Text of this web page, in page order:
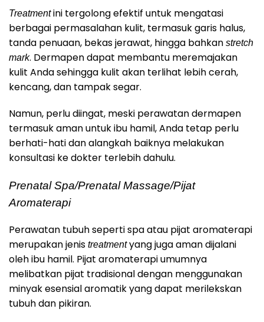
Treatmentini tergolong efektif untuk mengatasi
berbagai permasalahan kulit, termasuk garis halus,
tanda penuaan, bekas jerawat, hingga bahkan stretch
mark. Dermapen dapat membantu meremajakan
kulit Anda sehingga kulit akan terlihat lebih cerah,
kencang, dan tampak segar.
Namun, perlu diingat, meski perawatan dermapen
termasuk aman untuk ibu hamil, Anda tetap perlu
berhati-hati dan alangkah baiknya melakukan
konsultasi ke dokter terlebih dahulu.
Prenatal Spa/Prenatal Massage/Pijat
Aromaterapi
Perawatan tubuh seperti spa atau pijat aromaterapi
merupakan jenis treatmentyang juga aman dijalani
oleh ibu hamil. Pijat aromaterapi umumnya
melibatkan pijat tradisional dengan menggunakan
minyak esensial aromatik yang dapat merilekskan
tubuh dan pikiran.